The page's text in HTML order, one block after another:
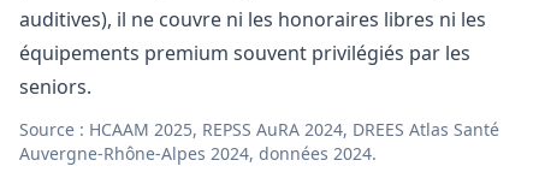
auditives), il ne couvre ni les honoraires libres ni les
équipements premium souvent privilégiés par les
seniors.
Source : HCAAM 2025, REPSS AuRA 2024, DREES Atlas Santé
Auvergne-Rhône-Alpes 2024, données 2024.